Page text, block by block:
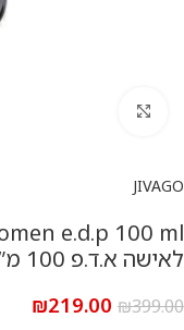
JIVAGO
לאישה א.ד.פ 100 מ”ל
₪399.00
₪219.00